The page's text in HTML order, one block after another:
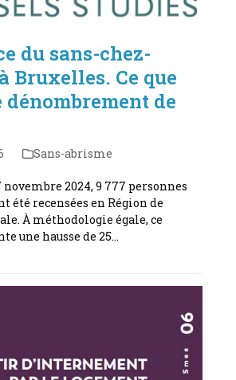
du sans-chez-
Bruxelles. Ce que
de
Sans-abrisme
novembre 2024, 9 777 personnes
été recensées en Région de
À méthodologie égale, ce
une hausse de 25…